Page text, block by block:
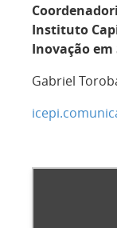
Instituto
Inovação em
Gabriel